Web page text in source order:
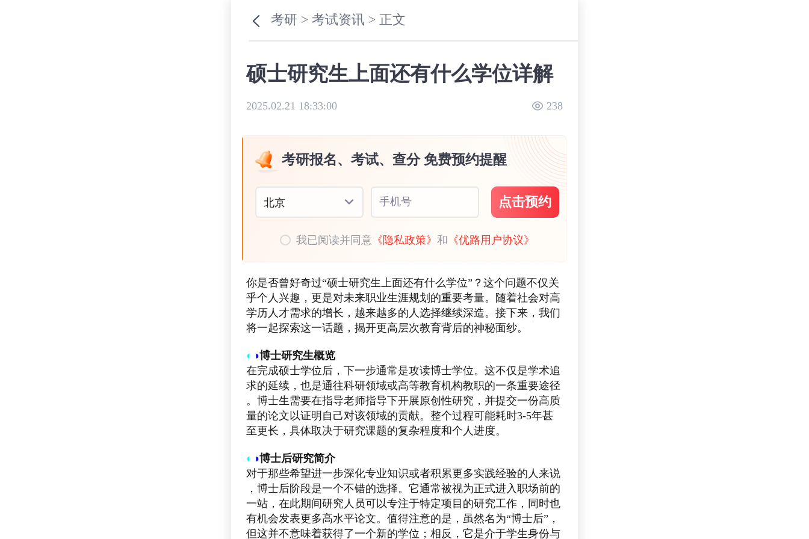
考研 >考试资讯 > 正文
硕士研究生上面还有什么学位详解
2025.02.21 18:33:00 238
考研报名、考试、查分 免费预约提醒
北京 手机号 点击预约
我已阅读并同意 《隐私政策》和 《优路用户协议》
你是否曾好奇过“硕士研究生上面还有什么学位”？这个问题不仅关
乎个人兴趣，更是对未来职业生涯规划的重要考量。随着社会对高
学历人才需求的增长，越来越多的人选择继续深造。接下来，我们
将一起探索这一话题，揭开更高层次教育背后的神秘面纱。
◐ ◑博士研究生概览
在完成硕士学位后，下一步通常是攻读博士学位。这不仅是学术追
求的延续，也是通往科研领域或高等教育机构教职的一条重要途径
。博士生需要在指导老师指导下开展原创性研究，并提交一份高质
量的论文以证明自己对该领域的贡献。整个过程可能耗时3-5年甚
至更长，具体取决于研究课题的复杂程度和个人进度。
◐ ◑博士后研究简介
对于那些希望进一步深化专业知识或者积累更多实践经验的人来说
，博士后阶段是一个不错的选择。它通常被视为正式进入职场前的
一站，在此期间研究人员可以专注于特定项目的研究工作，同时也
有机会发表更多高水平论文。值得注意的是，虽然名为“博士后”，
但这并不意味着获得了一个新的学位；相反，它是介于学生身份与